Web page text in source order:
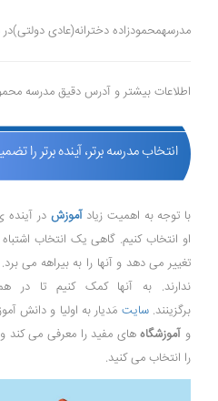
مدرسهمحمودزاده دخترانه(عادی دولتی)در منطقه 11 در شهر
اطلاعات بیشتر و آدرس دقیق مدرسه
انتخاب مدرسه برتر، آینده برتر را
با توجه به اهمیت زیادآموزش در آینده
او انتخاب کنیم. گاهی یک انتخاب اشتباه
تغییر می دهد و آنها را به بیراهه می
ندارند. به آنها کمک کنیم تا در
برگزینند.سایت مَدیار به اولیا و دانش
و آموزشگاههای مفید را معرفی می کند
را انتخاب می کنید.